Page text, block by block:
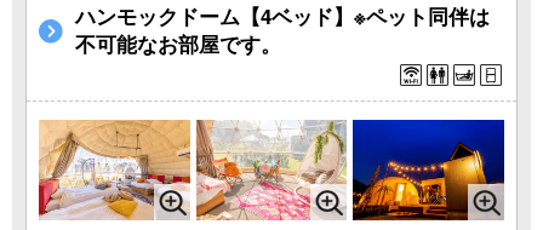
ハンモックドーム【4ベッド】※ペット同伴は
不可能なお部屋です。